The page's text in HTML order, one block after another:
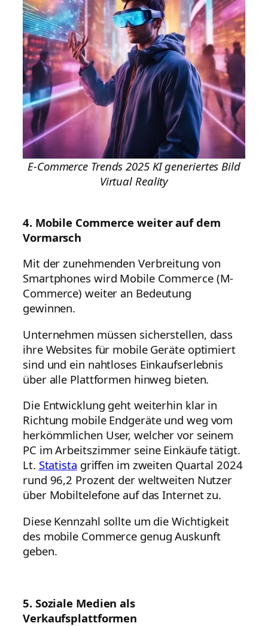
E-Commerce Trends 2025 KI generiertes Bild
Virtual Reality
4. Mobile Commerce weiter auf dem
Vormarsch
Mit der zunehmenden Verbreitung von
Smartphones wird Mobile Commerce (M-
Commerce) weiter an Bedeutung
gewinnen.
Unternehmen müssen sicherstellen, dass
ihre Websites für mobile Geräte optimiert
sind und ein nahtloses Einkaufserlebnis
über alle Plattformen hinweg bieten.
Die Entwicklung geht weiterhin klar in
Richtung mobile Endgeräte und weg vom
herkömmlichen User, welcher vor seinem
PC im Arbeitszimmer seine Einkäufe tätigt.
Lt. Statista griffen im zweiten Quartal 2024
rund 96,2 Prozent der weltweiten Nutzer
über Mobiltelefone auf das Internet zu.
Diese Kennzahl sollte um die Wichtigkeit
des mobile Commerce genug Auskunft
geben.
5. Soziale Medien als
Verkaufsplattformen